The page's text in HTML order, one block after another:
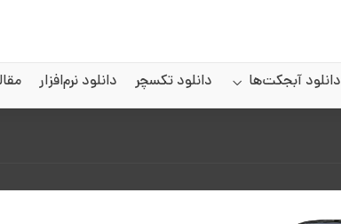
دانلود آبجکت‌ها دانلود تکسچر دانلود نرم‌افزار